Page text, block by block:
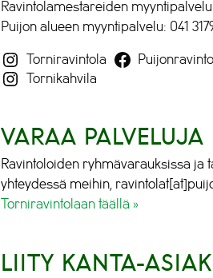
Ravintolamestareiden
Puijon alueen myyntipalvelu: 041
Torniravintola
Tornikahvila
VARAA PALVELUJA
Ravintoloiden ryhmävarauksissa ja
yhteydessä meihin,
Torniravintolaan täällä »
LIITY KANTA-